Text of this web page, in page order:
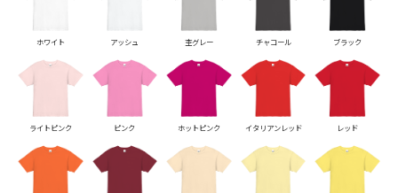
ホワイト アッシュ 杢グレー チャコール ブラック
ライトピンク ピンク ホットピンク イタリアンレッド レッド